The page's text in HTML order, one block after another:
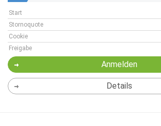
Start
Stornoquote
Cookie
Freigabe
Anmelden
Details